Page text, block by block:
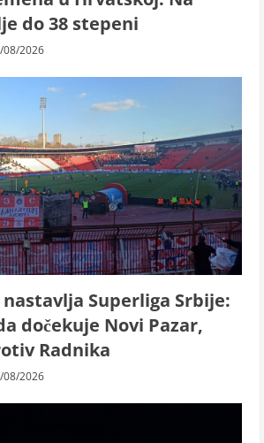
do 38 stepeni
08/2026
Superliga Srbije:
dočekuje Novi Pazar,
Radnika
08/2026